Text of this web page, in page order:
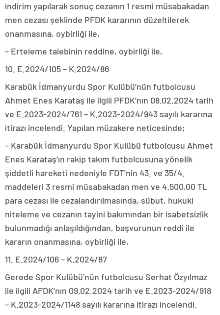
indirim yapılarak sonuç cezanın 1 resmi müsabakadan
men cezası şeklinde PFDK kararının düzeltilerek
onanmasına, oybirliği ile,
– Erteleme talebinin reddine, oybirliği ile,
10. E.2024/105 – K.2024/86
Karabük İdmanyurdu Spor Kulübü’nün futbolcusu
Ahmet Enes Karataş ile ilgili PFDK’nın 08.02.2024 tarih
ve E.2023-2024/761 – K.2023-2024/943 sayılı kararına
itirazı incelendi. Yapılan müzakere neticesinde;
– Karabük İdmanyurdu Spor Kulübü futbolcusu Ahmet
Enes Karataş’ın rakip takım futbolcusuna yönelik
şiddetli hareketi nedeniyle FDT’nin 43. ve 35/4.
maddeleri 3 resmi müsabakadan men ve 4.500,00 TL
para cezası ile cezalandırılmasında, sübut, hukuki
niteleme ve cezanın tayini bakımından bir isabetsizlik
bulunmadığı anlaşıldığından, başvurunun reddi ile
kararın onanmasına, oybirliği ile,
11. E.2024/106 – K.2024/87
Gerede Spor Kulübü’nün futbolcusu Serhat Özyılmaz
ile ilgili AFDK’nın 09.02.2024 tarih ve E.2023-2024/918
– K.2023-2024/1148 sayılı kararına itirazı incelendi.